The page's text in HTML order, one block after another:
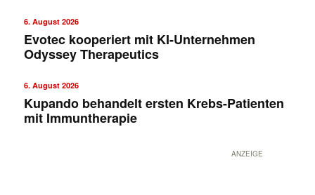
6. August 2026
Evotec kooperiert mit KI-Unternehmen
Odyssey Therapeutics
6. August 2026
Kupando behandelt ersten Krebs-Patienten
mit Immuntherapie
ANZEIGE